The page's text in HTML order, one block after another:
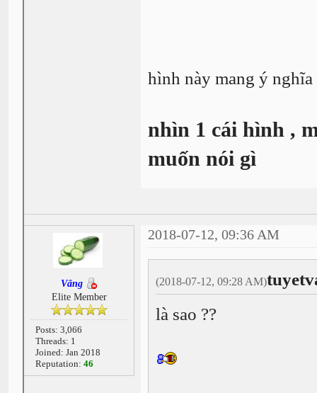
hình này mang ý nghĩa
nhìn 1 cái hình ,
muốn nói gì
Vâng
Elite Member
Posts: 3,066
Threads: 1
Joined: Jan 2018
Reputation: 46
2018-07-12, 09:36 AM
(2018-07-12, 09:28 AM)
là sao ??